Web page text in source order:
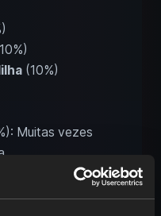
(10%)
Muitas vezes
Normalmente1